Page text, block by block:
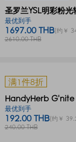
圣罗兰YSL明彩粉
最优到手
1697.00 THB(约￥
2610.00 THB
满1件8折
HandyHerb G'nite
最优到手
192.00 THB(约￥
240.00 THB